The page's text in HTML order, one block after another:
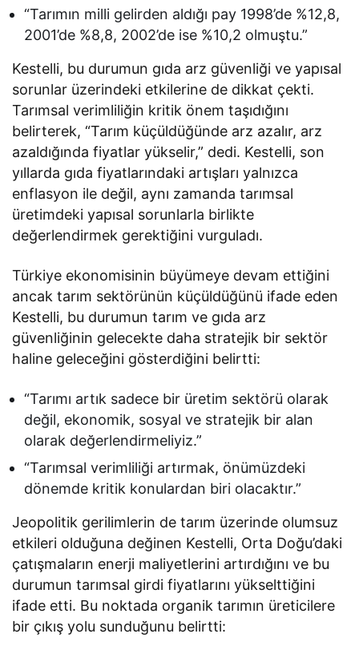
“Tarımın milli gelirden aldığı pay 1998’de %12,8,
2001’de %8,8, 2002’de ise %10,2 olmuştu.”
Kestelli, bu durumun gıda arz güvenliği ve yapısal
sorunlar üzerindeki etkilerine de dikkat çekti.
Tarımsal verimliliğin kritik önem taşıdığını
belirterek, “Tarım küçüldüğünde arz azalır, arz
azaldığında fiyatlar yükselir,” dedi. Kestelli, son
yıllarda gıda fiyatlarındaki artışları yalnızca
enflasyon ile değil, aynı zamanda tarımsal
üretimdeki yapısal sorunlarla birlikte
değerlendirmek gerektiğini vurguladı.
Türkiye ekonomisinin büyümeye devam ettiğini
ancak tarım sektörünün küçüldüğünü ifade eden
Kestelli, bu durumun tarım ve gıda arz
güvenliğinin gelecekte daha stratejik bir sektör
haline geleceğini gösterdiğini belirtti:
“Tarımı artık sadece bir üretim sektörü olarak
değil, ekonomik, sosyal ve stratejik bir alan
olarak değerlendirmeliyiz.”
“Tarımsal verimliliği artırmak, önümüzdeki
dönemde kritik konulardan biri olacaktır.”
Jeopolitik gerilimlerin de tarım üzerinde olumsuz
etkileri olduğuna değinen Kestelli, Orta Doğu’daki
çatışmaların enerji maliyetlerini artırdığını ve bu
durumun tarımsal girdi fiyatlarını yükselttiğini
ifade etti. Bu noktada organik tarımın üreticilere
bir çıkış yolu sunduğunu belirtti: